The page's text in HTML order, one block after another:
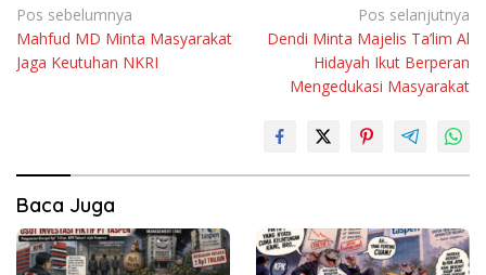
Navigasi
pos
Pos sebelumnya
Mahfud MD Minta Masyarakat
Jaga Keutuhan NKRI
Pos selanjutnya
Dendi Minta Majelis Ta’lim Al
Hidayah Ikut Berperan
Mengedukasi Masyarakat
Baca Juga